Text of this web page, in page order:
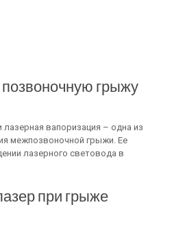
грыжу
лазерная вапоризация – одна из
межпозвоночной грыжи. Ее
лазерного световода в
при грыже